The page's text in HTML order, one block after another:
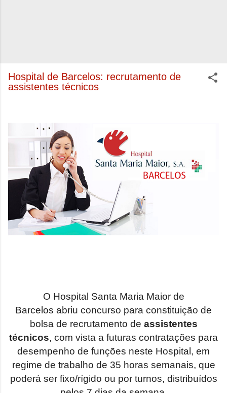
Hospital de Barcelos: recrutamento de
assistentes técnicos
O Hospital Santa Maria Maior de
Barcelos abriu concurso para constituição de
bolsa de recrutamento de assistentes
técnicos, com vista a futuras contratações para
desempenho de funções neste Hospital, em
regime de trabalho de 35 horas semanais, que
poderá ser fixo/rígido ou por turnos, distribuídos